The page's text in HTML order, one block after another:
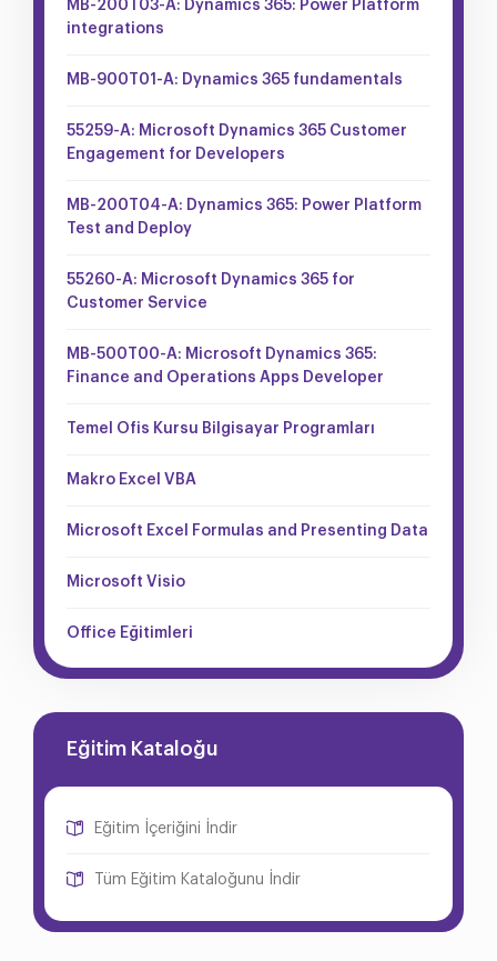
MB-200T03-A: Dynamics 365: Power Platform
integrations
MB-900T01-A: Dynamics 365 fundamentals
55259-A: Microsoft Dynamics 365 Customer
Engagement for Developers
MB-200T04-A: Dynamics 365: Power Platform
Test and Deploy
55260-A: Microsoft Dynamics 365 for
Customer Service
MB-500T00-A: Microsoft Dynamics 365:
Finance and Operations Apps Developer
Temel Ofis Kursu Bilgisayar Programları
Makro Excel VBA
Microsoft Excel Formulas and Presenting Data
Microsoft Visio
Office Eğitimleri
Eğitim Kataloğu
Eğitim İçeriğini İndir
Tüm Eğitim Kataloğunu İndir